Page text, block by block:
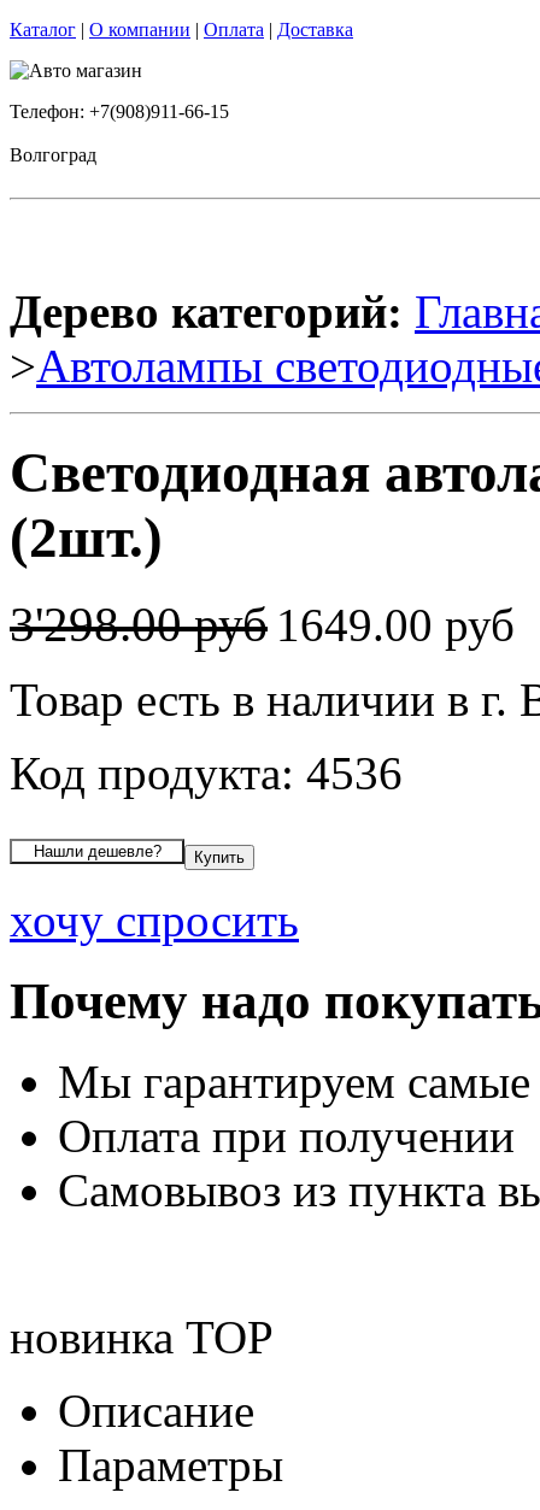
Каталог | О компании | Оплата | Доставка
Телефон: +7(908)911-66-15
Волгоград
Дерево категорий:
>Автолампы
Светодиодная
(2шт.)
3'298.00 руб 1649.00 руб
Товар есть в наличии в г.
Код продукта: 4536
хочу спросить
Почему надо
Мы гарантируем
Оплата при получении
Самовывоз из пункта
новинка TOP
Описание
Параметры